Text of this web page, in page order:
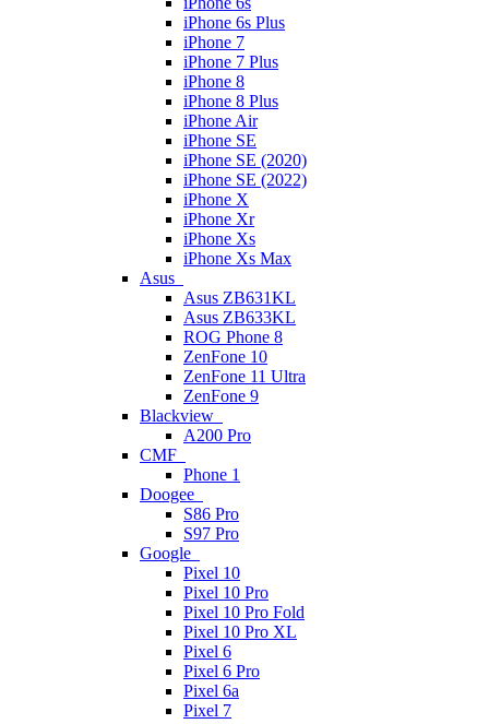
iPhone 6s Plus
iPhone 7
iPhone 7 Plus
iPhone 8
iPhone 8 Plus
iPhone Air
iPhone SE
iPhone SE (2020)
iPhone SE (2022)
iPhone X
iPhone Xr
iPhone Xs
iPhone Xs Max
Asus
Asus ZB631KL
Asus ZB633KL
ROG Phone 8
ZenFone 10
ZenFone 11 Ultra
ZenFone 9
Blackview
A200 Pro
CMF
Phone 1
Doogee
S86 Pro
S97 Pro
Google
Pixel 10
Pixel 10 Pro
Pixel 10 Pro Fold
Pixel 10 Pro XL
Pixel 6
Pixel 6 Pro
Pixel 6a
Pixel 7